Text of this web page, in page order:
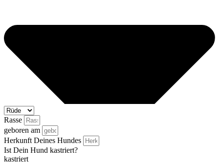
Rasse
geboren am
Herkunft Deines Hundes
Ist Dein Hund kastriert?
kastriert